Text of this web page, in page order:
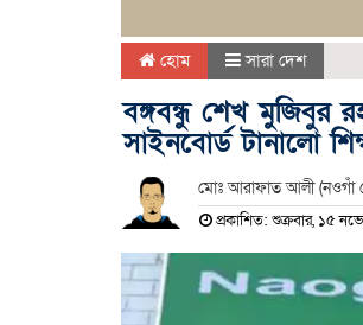
হোম সারা দেশ
বঙ্গবন্ধু শেখ মুজিবুর
সাইনবোর্ড টানালো
মোঃ আরাফাত আলী (নওগাঁ
প্রকাশিত: শুক্রবার, ১৫